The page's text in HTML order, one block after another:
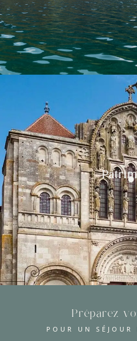
Préparez
POUR UN